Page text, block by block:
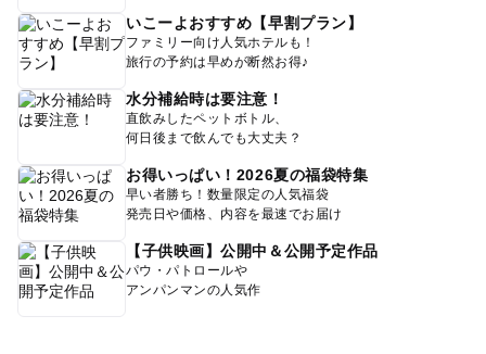
いこーよおすすめ【早割プラン】
ファミリー向け人気ホテルも！
旅行の予約は早めが断然お得♪
水分補給時は要注意！
直飲みしたペットボトル、
何日後まで飲んでも大丈夫？
お得いっぱい！2026夏の福袋特集
早い者勝ち！数量限定の人気福袋
発売日や価格、内容を最速でお届け
【子供映画】公開中＆公開予定作品
パウ・パトロールや
アンパンマンの人気作